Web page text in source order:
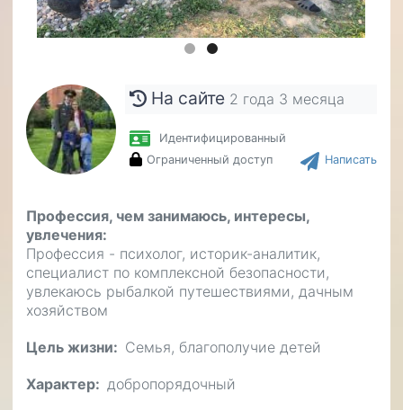
На сайте 2 года 3 месяца
Идентифицированный
Ограниченный доступ
Написать
Профессия, чем занимаюсь, интересы,
увлечения
Профессия - психолог, историк-аналитик,
специалист по комплексной безопасности,
увлекаюсь рыбалкой путешествиями, дачным
хозяйством
Цель жизни Семья, благополучие детей
Характер добропорядочный